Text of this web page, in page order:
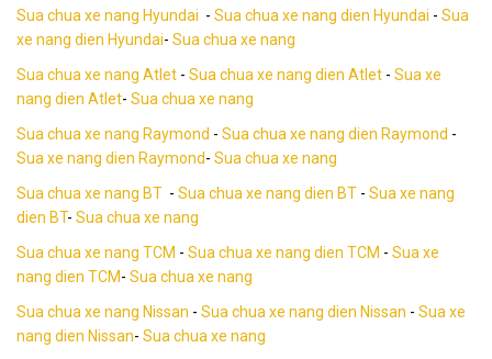
Sua chua xe nang Hyundai - Sua chua xe nang dien Hyundai - Sua
xe nang dien Hyundai- Sua chua xe nang
Sua chua xe nang Atlet - Sua chua xe nang dien Atlet - Sua xe
nang dien Atlet- Sua chua xe nang
Sua chua xe nang Raymond - Sua chua xe nang dien Raymond -
Sua xe nang dien Raymond- Sua chua xe nang
Sua chua xe nang BT - Sua chua xe nang dien BT - Sua xe nang
dien BT- Sua chua xe nang
Sua chua xe nang TCM - Sua chua xe nang dien TCM - Sua xe
nang dien TCM- Sua chua xe nang
Sua chua xe nang Nissan - Sua chua xe nang dien Nissan - Sua xe
nang dien Nissan- Sua chua xe nang